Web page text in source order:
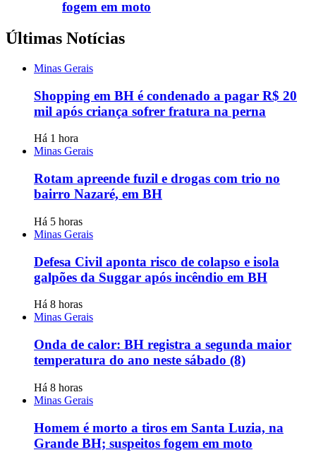
fogem em moto
Últimas Notícias
Minas Gerais
Shopping em BH é condenado a pagar R$ 20
mil após criança sofrer fratura na perna
Há 1 hora
Minas Gerais
Rotam apreende fuzil e drogas com trio no
bairro Nazaré, em BH
Há 5 horas
Minas Gerais
Defesa Civil aponta risco de colapso e isola
galpões da Suggar após incêndio em BH
Há 8 horas
Minas Gerais
Onda de calor: BH registra a segunda maior
temperatura do ano neste sábado (8)
Há 8 horas
Minas Gerais
Homem é morto a tiros em Santa Luzia, na
Grande BH; suspeitos fogem em moto